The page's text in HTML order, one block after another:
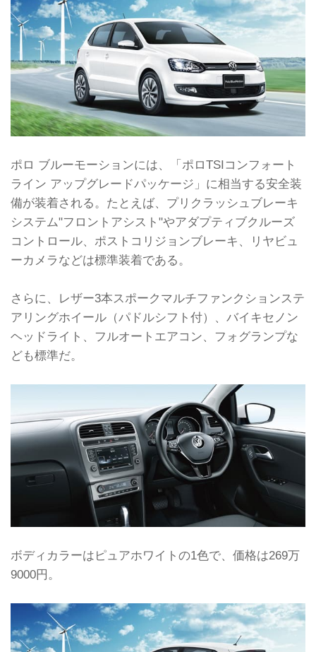
ポロ ブルーモーションには、「ポロTSIコンフォート
ライン アップグレードパッケージ」に相当する安全装
備が装着される。たとえば、プリクラッシュブレーキ
システム"フロントアシスト"やアダプティブクルーズ
コントロール、ポストコリジョンブレーキ、リヤビュ
ーカメラなどは標準装着である。
さらに、レザー3本スポークマルチファンクションステ
アリングホイール（パドルシフト付）、バイキセノン
ヘッドライト、フルオートエアコン、フォグランプな
ども標準だ。
ボディカラーはピュアホワイトの1色で、価格は269万
9000円。